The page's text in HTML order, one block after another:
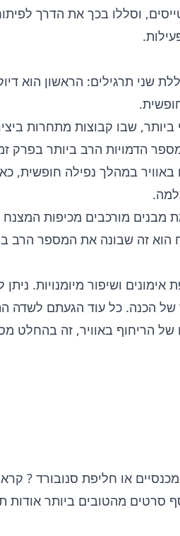
וסללו בכך את הדרך
שני תרגילים: הראשון הוא
ביותר, שבו קבוצות מתחרות
הדמויות הרב ביותר בפרק
באוויר במהלך נפילה חופשית,
מורכבים מכיפות המצנח
זה שבונה את המספר הרב
ושיפור מיומנויות.
הכנה. כל עוד הגעתם לשדה
הריחוף באוויר, זה בהחלט
או חליפת סנובורד ?
סרטים מהטובים ביותר אודות